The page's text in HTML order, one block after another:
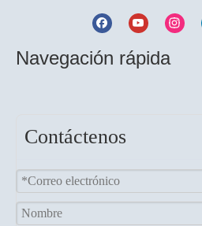
Navegación rápida
Contáctenos